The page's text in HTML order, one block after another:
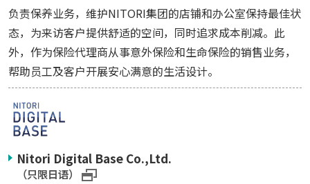
负责保养业务，维护NITORI集团的店铺和办公室保持最佳状
态，为来访客户提供舒适的空间，同时追求成本削减。此
外，作为保险代理商从事意外保险和生命保险的销售业务，
帮助员工及客户开展安心满意的生活设计。
Nitori Digital Base Co.,Ltd.
（只限日语）